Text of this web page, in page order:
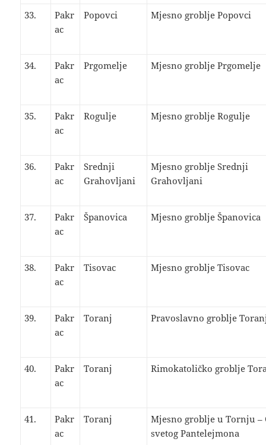
33.
Pakr
ac
Popovci Mjesno groblje Popovci
34.
Pakr
ac
Prgomelje Mjesno groblje Prgomelje
35.
Pakr
ac
Rogulje Mjesno groblje Rogulje
36.
Pakr
ac
Srednji
Grahovljani
Mjesno groblje Srednji
Grahovljani
37.
Pakr
ac
Španovica Mjesno groblje Španovica
38.
Pakr
ac
Tisovac Mjesno groblje Tisovac
39.
Pakr
ac
Toranj Pravoslavno groblje
40.
Pakr
ac
Toranj Rimokatoličko groblje
41.
Pakr
ac
Toranj
Mjesno groblje u Tornju –
svetog Pantelejmona